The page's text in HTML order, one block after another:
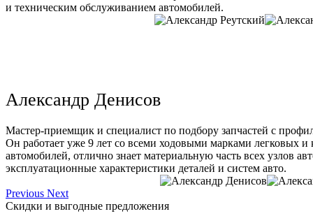
и техническим обслуживанием автомобилей.
Александр Денисов
Мастер-приемщик и специалист по подбору запчастей с
Он работает уже 9 лет со всеми ходовыми марками легковых и
автомобилей, отлично знает материальную часть всех узлов
эксплуатационные характеристики деталей и систем авто.
Previous Next
Скидки и выгодные предложения